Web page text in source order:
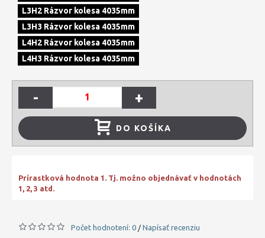
L3H2 Rázvor kolesa 4035mm
L3H3 Rázvor kolesa 4035mm
L4H2 Rázvor kolesa 4035mm
L4H3 Rázvor kolesa 4035mm
- +
DO KOŠÍKA
Prírastková hodnota 1. Tj. možno objednávať v hodnotách
1, 2, 3 atd.
Počet hodnotení: 0 / Napísať recenziu